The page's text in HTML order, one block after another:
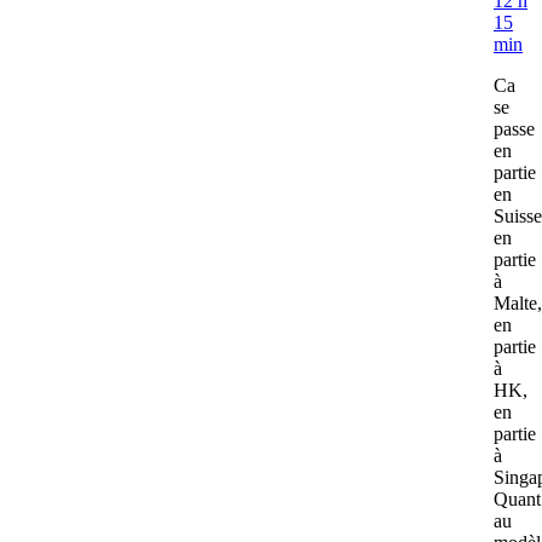
15
min
Ca
se
passe
en
partie
en
en
partie
à
Malte,
en
partie
à
HK,
en
partie
à
Quant
au